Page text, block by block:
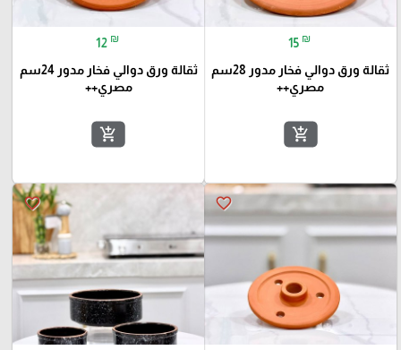
15 ₪
ثقالة ورق دوالي فخار مدور 28سم
مصري++
add_shopping_cart
12 ₪
ثقالة ورق دوالي فخار مدور 24سم
مصري++
add_shopping_cart
favorite_border
favorite_border